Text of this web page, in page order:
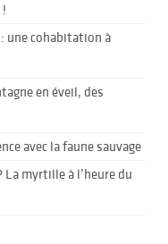
une cohabitation à
en éveil, des
avec la faune sauvage
myrtille à l’heure du